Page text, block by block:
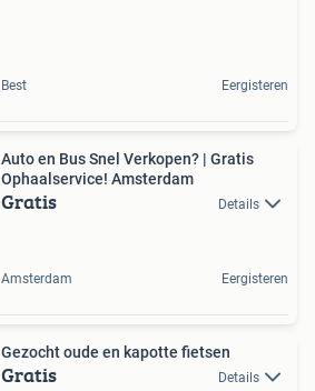
Best Eergisteren
Auto en Bus Snel Verkopen? | Gratis
Ophaalservice! Amsterdam
Gratis Details
Amsterdam Eergisteren
Gezocht oude en kapotte fietsen
Gratis Details